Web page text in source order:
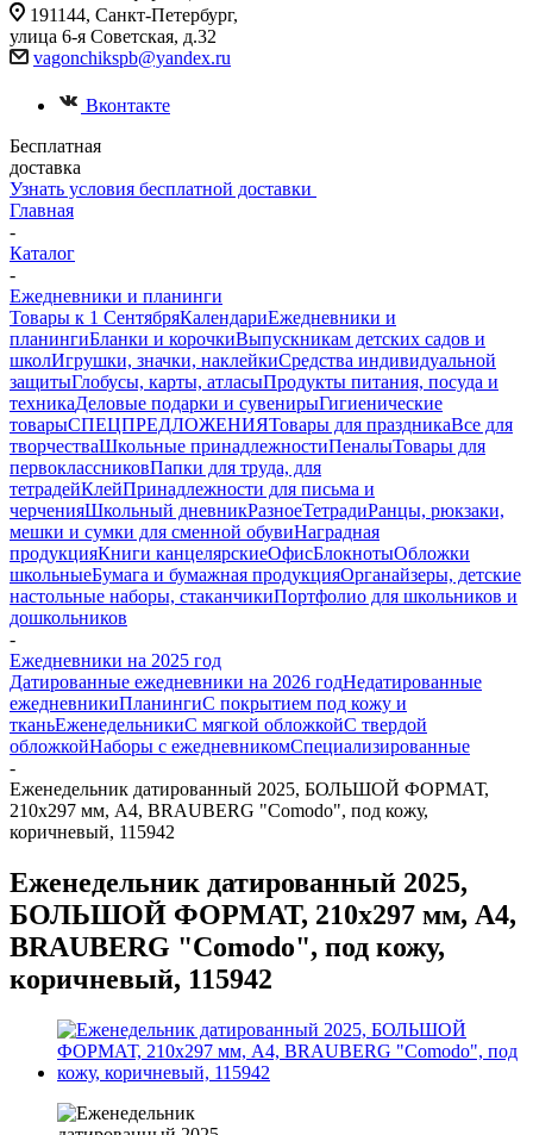
191144, Санкт-Петербург,
улица 6-я Советская, д.32
vagonchikspb@yandex.ru
Вконтакте
Бесплатная
доставка
Узнать условия бесплатной доставки
Главная
-
Каталог
-
Ежедневники и планинги
Товары к 1 СентябряКалендариЕжедневники и
планингиБланки и корочкиВыпускникам детских садов и
школИгрушки, значки, наклейкиСредства индивидуальной
защитыГлобусы, карты, атласыПродукты питания, посуда и
техникаДеловые подарки и сувенирыГигиенические
товарыСПЕЦПРЕДЛОЖЕНИЯТовары для праздникаВсе для
творчестваШкольные принадлежностиПеналыТовары для
первоклассниковПапки для труда, для
тетрадейКлейПринадлежности для письма и
черченияШкольный дневникРазноеТетрадиРанцы, рюкзаки,
мешки и сумки для сменной обувиНаградная
продукцияКниги канцелярскиеОфисБлокнотыОбложки
школьныеБумага и бумажная продукцияОрганайзеры, детские
настольные наборы, стаканчикиПортфолио для школьников и
дошкольников
-
Ежедневники на 2025 год
Датированные ежедневники на 2026 годНедатированные
ежедневникиПланингиС покрытием под кожу и
тканьЕженедельникиС мягкой обложкойС твердой
обложкойНаборы с ежедневникомСпециализированные
-
Еженедельник датированный 2025, БОЛЬШОЙ ФОРМАТ,
210х297 мм, А4, BRAUBERG "Comodo", под кожу,
коричневый, 115942
Еженедельник датированный 2025,
БОЛЬШОЙ ФОРМАТ, 210х297 мм, А4,
BRAUBERG "Comodo", под кожу,
коричневый, 115942